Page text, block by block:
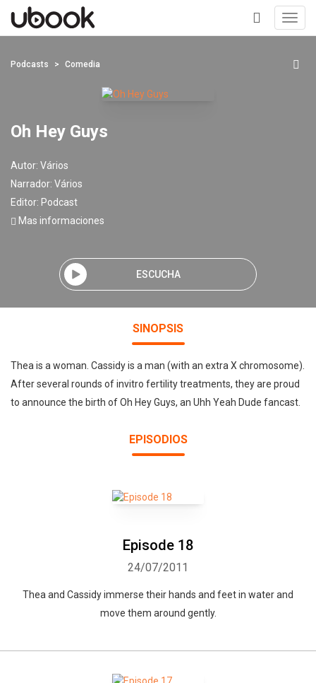
+
Podcasts Comedia
Oh Hey Guys
Autor: Vários
Narrador: Vários
Editor: Podcast
Mas informaciones
ESCUCHA
SINOPSIS
Thea is a woman. Cassidy is a man (with an extra X chromosome).
After several rounds of invitro fertility treatments, they are proud
to announce the birth of Oh Hey Guys, an Uhh Yeah Dude fancast.
EPISODIOS
Episode 18
24/07/2011
Thea and Cassidy immerse their hands and feet in water and
move them around gently.